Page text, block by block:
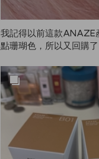
我記得以前這款ANAZE
點珊瑚色，所以又回購
呢…？拜託請再賣吧😭